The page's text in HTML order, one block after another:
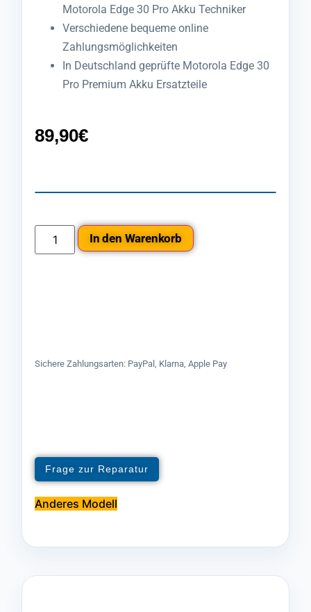
Motorola Edge 30 Pro Akku Techniker
Verschiedene bequeme online
Zahlungsmöglichkeiten
In Deutschland geprüfte Motorola Edge 30
Pro Premium Akku Ersatzteile
89,90€
In den Warenkorb
Sichere Zahlungsarten: PayPal, Klarna, Apple Pay
Frage zur Reparatur
Anderes Modell